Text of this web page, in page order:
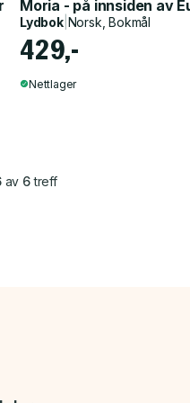
Moria - på innsiden av
Lydbok| Norsk, Bokmål
429,-
Nettlager
av 6treff